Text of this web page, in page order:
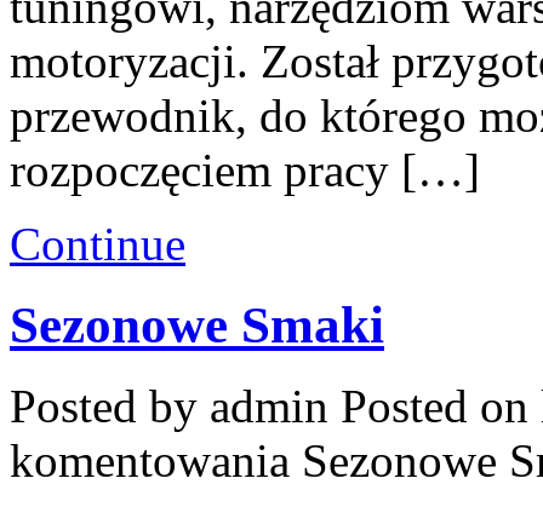
motoryzacji. Został
przewodnik, do którego
rozpoczęciem pracy […]
Continue
Sezonowe Smaki
Posted by admin Posted
komentowania Sezonowe